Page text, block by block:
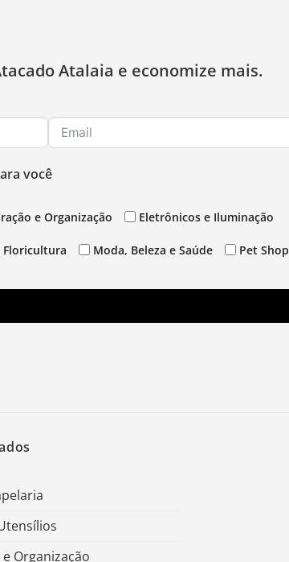
Atalaia e economize mais.
você
e Organização Eletrônicos e Iluminação
Floricultura Moda, Beleza e Saúde Pet Shop
Organização